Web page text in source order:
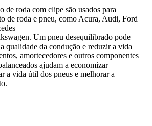
de roda com clipe são usados ​​para
de roda e pneu, como Acura, Audi, Ford
Um pneu desequilibrado pode
qualidade da condução e reduzir a vida
amortecedores e outros componentes
ajudam a economizar
a vida útil dos pneus e melhorar a